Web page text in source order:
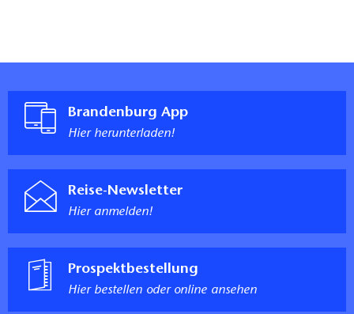
Brandenburg App
Hier herunterladen!
Reise-Newsletter
Hier anmelden!
Prospektbestellung
Hier bestellen oder online ansehen